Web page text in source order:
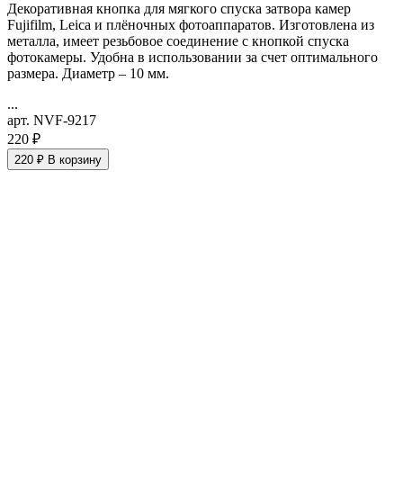
Декоративная кнопка для мягкого спуска затвора камер
Fujifilm, Leica и плёночных фотоаппаратов. Изготовлена из
металла, имеет резьбовое соединение с кнопкой спуска
фотокамеры. Удобна в использовании за счет оптимального
размера. Диаметр – 10 мм.
...
арт. NVF-9217
220 ₽
220 ₽ В корзину